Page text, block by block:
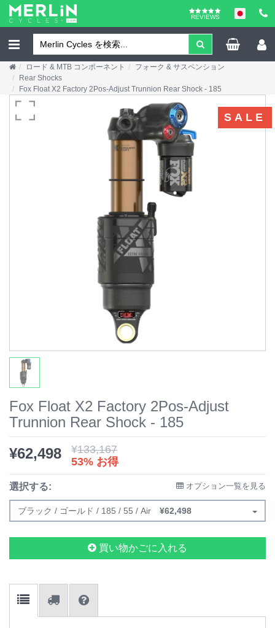
REVIEWS
ロード & MTB コンポーネント
フォーク & サスペンション
Rear Shocks
Fox Float X2 Factory 2Pos-Adjust Trunnion Rear Shock - 185
SALE
Fox Float X2 Factory 2Pos-Adjust
Trunnion Rear Shock - 185
¥62,498 ¥133,167
53% お得
選択する: オプション一覧を見る
ブラック / ゴールド / 185 / 55 / Air ¥62,498
買い物かごに入れる